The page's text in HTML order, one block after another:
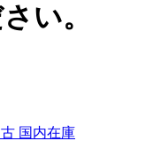
い。
国内在庫